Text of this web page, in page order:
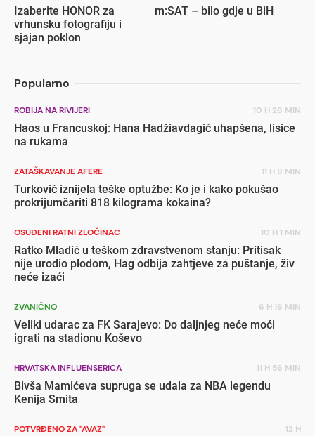
Izaberite HONOR za
vrhunsku fotografiju i
sjajan poklon
m:SAT – bilo gdje u BiH
Popularno
ROBIJA NA RIVIJERI 10 H 28 MIN
Haos u Francuskoj: Hana Hadžiavdagić uhapšena, lisice
na rukama
ZATAŠKAVANJE AFERE 11 H 8 MIN
Turković iznijela teške optužbe: Ko je i kako pokušao
prokrijumčariti 818 kilograma kokaina?
OSUĐENI RATNI ZLOČINAC 10 H 1 MIN
Ratko Mladić u teškom zdravstvenom stanju: Pritisak
nije urodio plodom, Hag odbija zahtjeve za puštanje, živ
neće izaći
ZVANIČNO 6 H 16 MIN
Veliki udarac za FK Sarajevo: Do daljnjeg neće moći
igrati na stadionu Koševo
HRVATSKA INFLUENSERICA 11 H 56 MIN
Bivša Mamićeva supruga se udala za NBA legendu
Kenija Smita
POTVRĐENO ZA "AVAZ" 12 H